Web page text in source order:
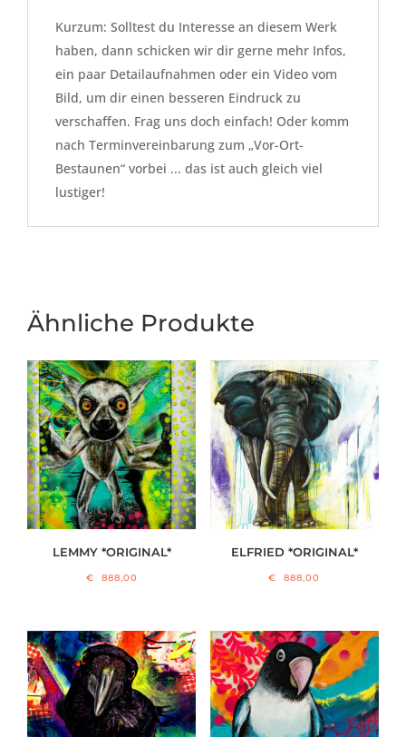
Kurzum: Solltest du Interesse an diesem Werk
haben, dann schicken wir dir gerne mehr Infos,
ein paar Detailaufnahmen oder ein Video vom
Bild, um dir einen besseren Eindruck zu
verschaffen. Frag uns doch einfach! Oder komm
nach Terminvereinbarung zum „Vor-Ort-
Bestaunen“ vorbei ... das ist auch gleich viel
lustiger!
Ähnliche Produkte
LEMMY *ORIGINAL*
€ 888,00
ELFRIED *ORIGINAL*
€ 888,00